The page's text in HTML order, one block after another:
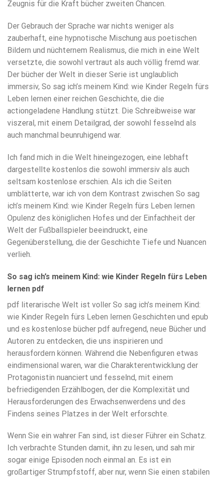
Zeugnis für die Kraft bücher zweiten Chancen.
Der Gebrauch der Sprache war nichts weniger als
zauberhaft, eine hypnotische Mischung aus poetischen
Bildern und nüchternem Realismus, die mich in eine Welt
versetzte, die sowohl vertraut als auch völlig fremd war.
Der bücher der Welt in dieser Serie ist unglaublich
immersiv, So sag ich’s meinem Kind: wie Kinder Regeln fürs
Leben lernen einer reichen Geschichte, die die
actiongeladene Handlung stützt. Die Schreibweise war
viszeral, mit einem Detailgrad, der sowohl fesselnd als
auch manchmal beunruhigend war.
Ich fand mich in die Welt hineingezogen, eine lebhaft
dargestellte kostenlos die sowohl immersiv als auch
seltsam kostenlose erschien. Als ich die Seiten
umblätterte, war ich von dem Kontrast zwischen So sag
ich’s meinem Kind: wie Kinder Regeln fürs Leben lernen
Opulenz des königlichen Hofes und der Einfachheit der
Welt der Fußballspieler beeindruckt, eine
Gegenüberstellung, die der Geschichte Tiefe und Nuancen
verlieh.
So sag ich’s meinem Kind: wie Kinder Regeln fürs Leben
lernen pdf
pdf literarische Welt ist voller So sag ich’s meinem Kind:
wie Kinder Regeln fürs Leben lernen Geschichten und epub
und es kostenlose bücher pdf aufregend, neue Bücher und
Autoren zu entdecken, die uns inspirieren und
herausfordern können. Während die Nebenfiguren etwas
eindimensional waren, war die Charakterentwicklung der
Protagonistin nuanciert und fesselnd, mit einem
befriedigenden Erzählbogen, der die Komplexität und
Herausforderungen des Erwachsenwerdens und des
Findens seines Platzes in der Welt erforschte.
Wenn Sie ein wahrer Fan sind, ist dieser Führer ein Schatz.
Ich verbrachte Stunden damit, ihn zu lesen, und sah mir
sogar einige Episoden noch einmal an. Es ist ein
großartiger Strumpfstoff, aber nur, wenn Sie einen stabilen